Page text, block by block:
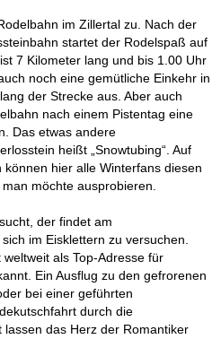
im Zillertal zu. Nach der
startet der Rodelspaß auf
7 Kilometer lang und bis 1.00 Uhr
noch eine gemütliche Einkehr in
der Strecke aus. Aber auch
nach einem Pistentag eine
Das etwas andere
heißt „Snowtubing“. Auf
hier alle Winterfans diesen
möchte ausprobieren.
der findet am
im Eisklettern zu versuchen.
als Top-Adresse für
Ein Ausflug zu den gefrorenen
bei einer geführten
durch die
das Herz der Romantiker